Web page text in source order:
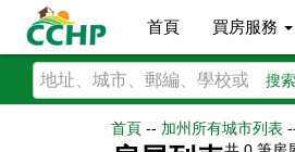
首頁 買房服務
搜索
首頁 -- 加州所有城市列表